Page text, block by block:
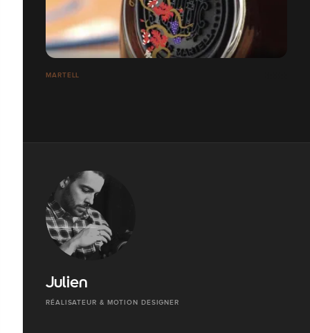
MARTELL
Julien
RÉALISATEUR & MOTION DESIGNER